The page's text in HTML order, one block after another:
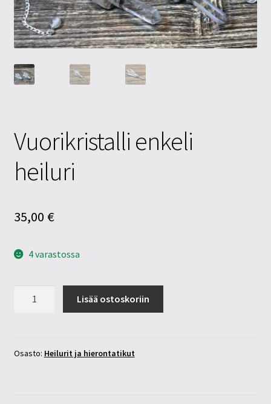
Tietosuojaseloste
Tuotteet
Yritysinfo
Vuorikristalli enkeli
heiluri
35,00 €
4 varastossa
Lisää ostoskoriin
Osasto: Heilurit ja hierontatikut